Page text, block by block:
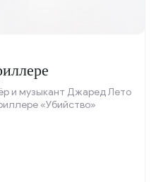
и музыкант Джаред Лето
«Убийство»